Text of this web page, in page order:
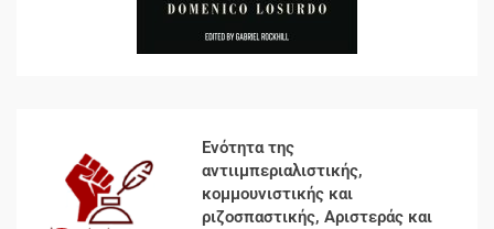
Αποσύνδεση με κινεζικά
Ενότητα της
αντιιμπεριαλιστικής,
κομμουνιστικής και
ριζοσπαστικής, Αριστεράς και